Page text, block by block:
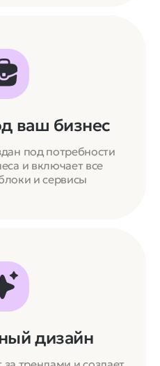
ваш бизнес
под потребности
и включает все
и сервисы
дизайн